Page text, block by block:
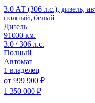
3.0 АТ (306 л.с.), дизель,
полный, белый
Дизель
91000 км.
3.0 / 306 л.с.
Полный
Автомат
1 владелец
от 999 900 ₽
1 350 000 ₽